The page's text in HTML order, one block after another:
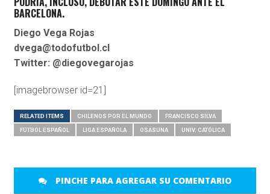
BARCELONA.
Diego Vega Rojas
dvega@todofutbol.cl
Twitter: @diegovegarojas
[imagebrowser id=21]
RELATED ITEMS CHILENOS POR EL MUNDO FRANCISCO SILVA
FÚTBOL ESPAÑOL LIGA ESPAÑOLA OSASUNA UNIV. CATÓLICA
PINCHE PARA AGREGAR SU COMENTARIO